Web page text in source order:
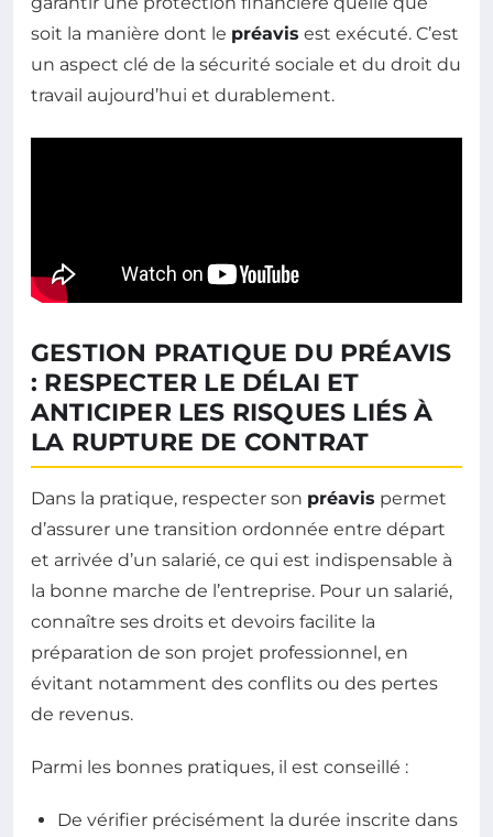
soit la manière dont le préavis est exécuté. C’est
un aspect clé de la sécurité sociale et du droit du
travail aujourd’hui et durablement.
GESTION PRATIQUE DU PRÉAVIS
: RESPECTER LE DÉLAI ET
ANTICIPER LES RISQUES LIÉS À
LA RUPTURE DE CONTRAT
Dans la pratique, respecter son préavis permet
d’assurer une transition ordonnée entre départ
et arrivée d’un salarié, ce qui est indispensable à
la bonne marche de l’entreprise. Pour un salarié,
connaître ses droits et devoirs facilite la
préparation de son projet professionnel, en
évitant notamment des conflits ou des pertes
de revenus.
Parmi les bonnes pratiques, il est conseillé :
De vérifier précisément la durée inscrite dans